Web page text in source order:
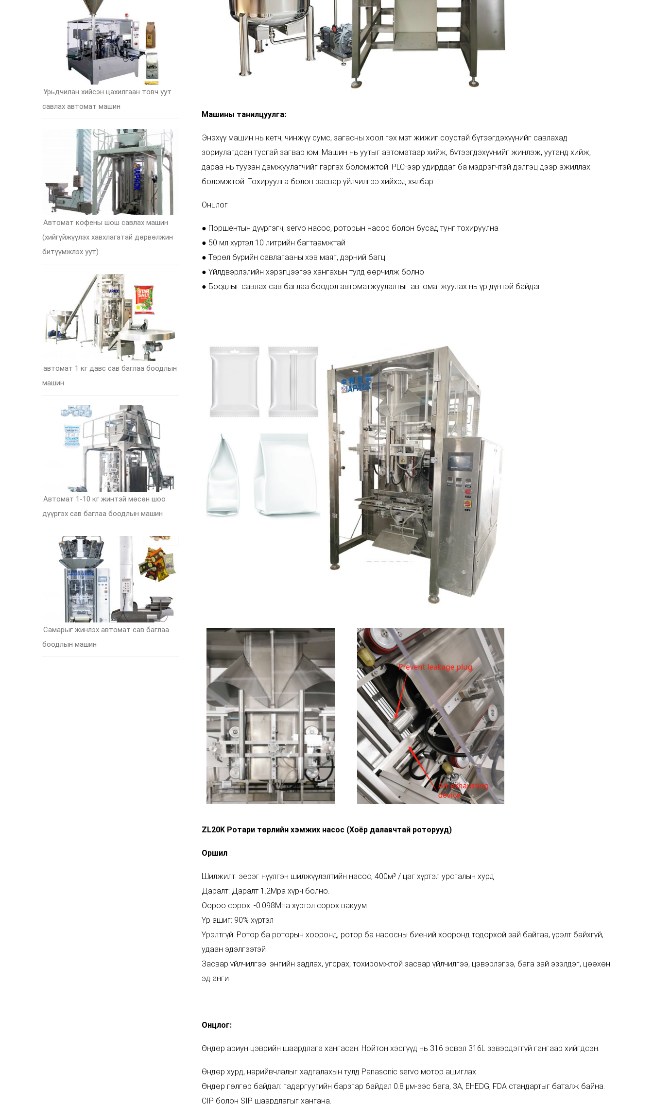
Урьдчилан хийсэн цахилгаан товч уут
савлах автомат машин
Автомат кофены шош савлах машин
(хийгүйжүүлэх хавхлагатай дөрвөлжин
битүүмжлэх уут)
автомат 1 кг давс сав баглаа боодлын
машин
Автомат 1-10 кг жинтэй мөсөн шоо
дүүргэх сав баглаа боодлын машин
Самарыг жинлэх автомат сав баглаа
боодлын машин
Машины танилцуулга:
Энэхүү машин нь кетч, чинжүү сумс, загасны хоол гэх мэт жижиг соустай бүтээгдэхүүнийг савлахад
зориулагдсан тусгай загвар юм. Машин нь уутыг автоматаар хийж, бүтээгдэхүүнийг жинлэж, уутанд хийж,
дараа нь туузан дамжуулагчийг гаргах боломжтой. PLC-ээр удирддаг ба мэдрэгчтэй дэлгэц дээр ажиллах
боломжтой .Тохируулга болон засвар үйлчилгээ хийхэд хялбар .
Онцлог
● Поршентын дүүргэгч, servo насос, роторын насос болон бусад тунг тохируулна
● 50 мл хүртэл 10 литрийн багтаамжтай
● Төрөл бүрийн савлагааны хэв маяг, дэрний багц
● Үйлдвэрлэлийн хэрэгцээгээ хангахын тулд өөрчилж болно
● Боодлыг савлах сав баглаа боодол автоматжуулалтыг автоматжуулах нь үр дүнтэй байдаг
ZL20K Ротари төрлийн хэмжих насос(Хоёр далавчтай роторууд)
Оршил :
Шилжилт: эерэг нүүлгэн шилжүүлэлтийн насос, 400м³ / цаг хүртэл урсгалын хурд
Даралт: Даралт 1.2Mpa хүрч болно.
Өөрөө сорох: -0.098Мпа хүртэл сорох вакуум
Үр ашиг: 90% хүртэл
Үрэлтгүй: Ротор ба роторын хооронд, ротор ба насосны биений хооронд тодорхой зай байгаа, үрэлт байхгүй,
удаан эдэлгээтэй
Засвар үйлчилгээ: энгийн задлах, угсрах, тохиромжтой засвар үйлчилгээ, цэвэрлэгээ, бага зай эзэлдэг, цөөхөн
эд анги
Онцлог:
Өндөр ариун цэврийн шаардлага хангасан: Нойтон хэсгүүд нь 316 эсвэл 316L зэвэрдэггүй гангаар хийгдсэн.
Өндөр хурд, нарийвчлалыг хадгалахын тулд Panasonic servo мотор ашиглах
Өндөр гөлгөр байдал: гадаргуугийн барзгар байдал 0.8 μм-ээс бага, 3A, EHEDG, FDA стандартыг баталж байна.
CIP болон SIP шаардлагыг хангана.